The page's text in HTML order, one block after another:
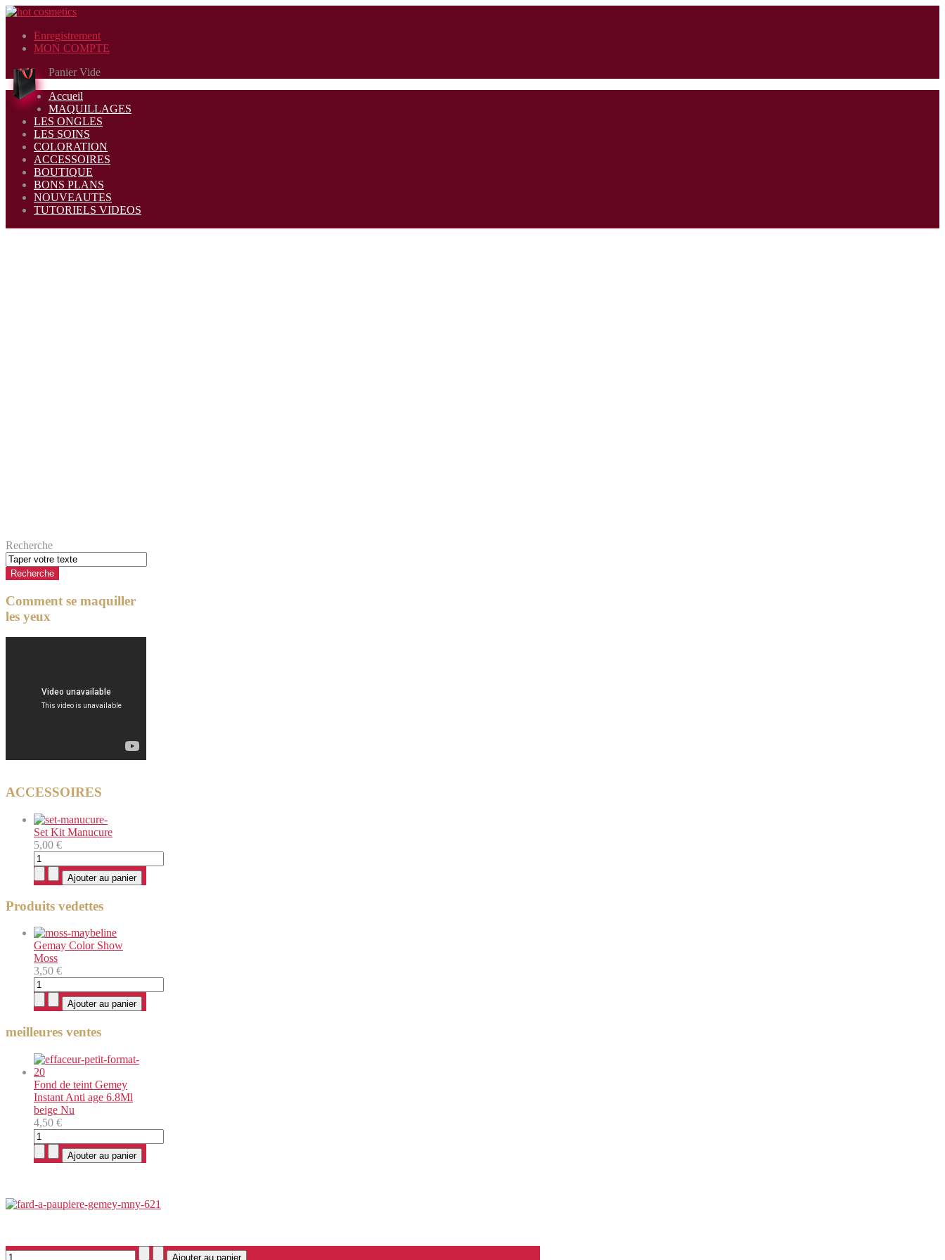
Enregistrement
MON COMPTE
Panier Vide
Accueil
MAQUILLAGES
LES ONGLES
LES SOINS
COLORATION
ACCESSOIRES
BOUTIQUE
BONS PLANS
NOUVEAUTES
TUTORIELS VIDEOS
Recherche
Comment se maquiller
les yeux
ACCESSOIRES
Set Kit Manucure
5,00 €
Produits vedettes
Gemay Color Show
Moss
3,50 €
meilleures ventes
Fond de teint Gemey
Instant Anti age 6.8Ml
beige Nu
4,50 €